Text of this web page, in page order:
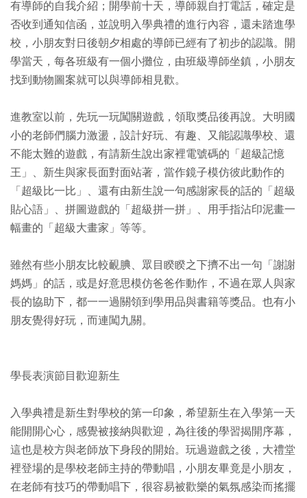
有導師的自我介紹；開學前十天，導師親自打電話，確定是
否收到通知信函，並說明入學典禮的進行內容，還未踏進學
校，小朋友對日後朝夕相處的導師已經有了初步的認識。開
學當天，每各班級有一個小攤位，由班級導師坐鎮，小朋友
找到動物圖案就可以與導師相見歡。
進教室以前，先玩一玩闖關遊戲，領取獎品後再說。大明國
小的老師們腦力激盪，設計好玩、有趣、又能認識學校、還
不能太難的遊戲，有請新生說出家裡電號碼的「超級記憶
王」、新生與家長面對面站著，當作鏡子模仿彼此動作的
「超級比一比」、還有由新生說一句感謝家長的話的「超級
貼心語」、拼圖遊戲的「超級拼一拼」、用手指沾印泥畫一
幅畫的「超級大畫家」等等。
雖然有些小朋友比較靦腆、眾目睽睽之下擠不出一句「謝謝
媽媽」的話，或是好意思模仿爸爸作動作，不過在眾人與家
長的協助下，都一一過關領到學用品與書籍等獎品。也有小
朋友覺得好玩，而連闖九關。
學長表演節目歡迎新生
入學典禮是新生對學校的第一印象，希望新生在入學第一天
能開開心心，感覺被接納與歡迎，為往後的學習揭開序幕，
這也是校方與老師放下身段的開始。玩過遊戲之後，大禮堂
裡登場的是學校老師主持的帶動唱，小朋友畢竟是小朋友，
在老師有技巧的帶動唱下，很容易被歡樂的氣氛感染而搖擺